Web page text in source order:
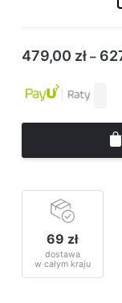
479,00 zł–
69 zł
dostawa
w całym kraju